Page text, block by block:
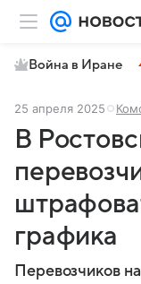
Война в Иране
25 апреля 2025
В
графика
Перевозчиков